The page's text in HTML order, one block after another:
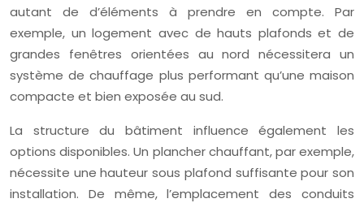
autant de d’éléments à prendre en compte. Par
exemple, un logement avec de hauts plafonds et de
grandes fenêtres orientées au nord nécessitera un
système de chauffage plus performant qu’une maison
compacte et bien exposée au sud.
La structure du bâtiment influence également les
options disponibles. Un plancher chauffant, par exemple,
nécessite une hauteur sous plafond suffisante pour son
installation. De même, l’emplacement des conduits